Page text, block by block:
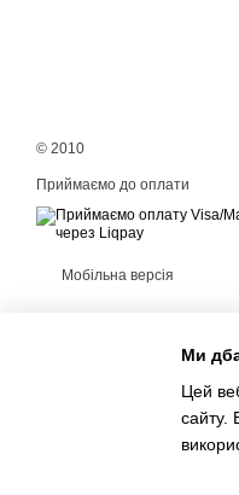
© 2010
Приймаємо до оплати
Мобільна версія
Ми
Цей
сайту.